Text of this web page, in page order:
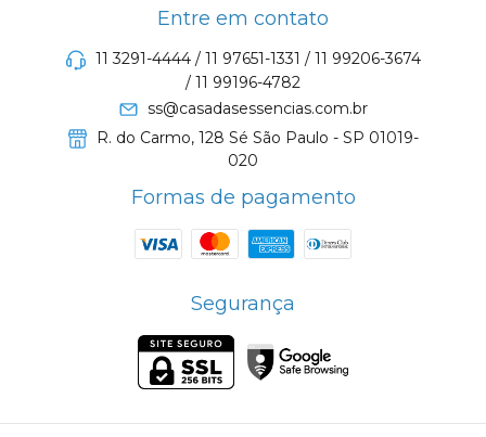
Entre em contato
11 3291-4444 / 11 97651-1331 / 11 99206-3674
/ 11 99196-4782
ss@casadasessencias.com.br
R. do Carmo, 128 Sé São Paulo - SP 01019-
020
Formas de pagamento
Segurança